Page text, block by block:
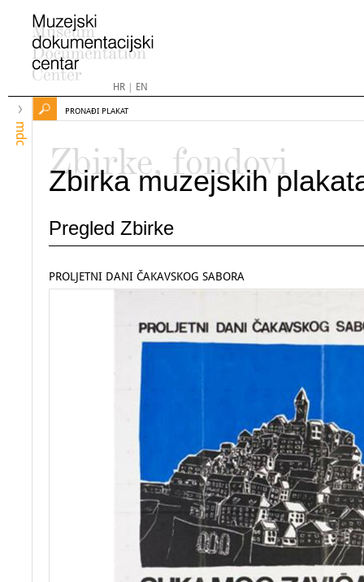
HR| EN
mdc
PRONAĐI PLAKAT
Zbirke, fondovi
Zbirka muzejskih
Pregled Zbirke
PROLJETNI DANI ČAKAVSKOG SABORA